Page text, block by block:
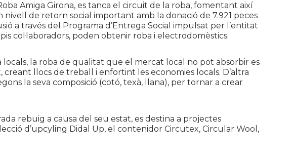
Amiga Girona, es tanca el circuit de la roba, fomentant així
de retorn social important amb la donació de 7.921 peces
a través del Programa d’Entrega Social impulsat per l’entitat
col·laboradors, poden obtenir roba i electrodomèstics.
la roba de qualitat que el mercat local no pot absorbir es
llocs de treball i enfortint les economies locals. D’altra
la seva composició (cotó, texà, llana), per tornar a crear
rebuig a causa del seu estat, es destina a projectes
d’upcyling Didal Up, el contenidor Circutex, Circular Wool ,